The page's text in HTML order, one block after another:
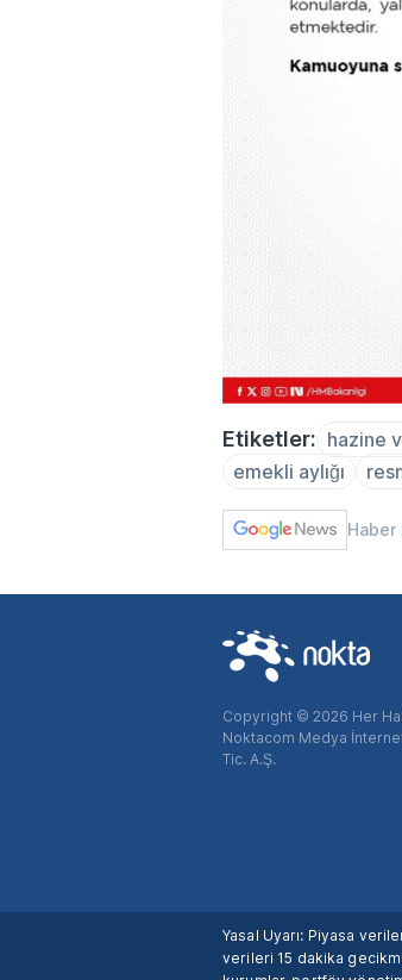
Etiketler: hazine
emekli aylığı
Haber
Copyright © 2026 Her
Noktacom Medya
Tic. A.Ş.
Yasal Uyarı: Piyasa
verileri 15 dakika